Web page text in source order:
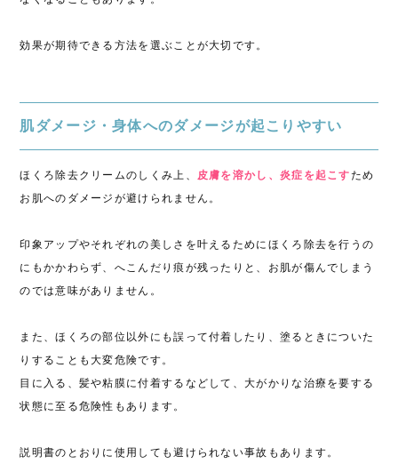
効果が期待できる方法を選ぶことが大切です。
肌ダメージ・身体へのダメージが起こりやすい
ほくろ除去クリームのしくみ上、 皮膚を溶かし、炎症を起こすため
お肌へのダメージが避けられません。
印象アップやそれぞれの美しさを叶えるためにほくろ除去を行うの
にもかかわらず、へこんだり痕が残ったりと、お肌が傷んでしまう
のでは意味がありません。
また、ほくろの部位以外にも誤って付着したり、塗るときについた
りすることも大変危険です。
目に入る、髪や粘膜に付着するなどして、大がかりな治療を要する
状態に至る危険性もあります。
説明書のとおりに使用しても避けられない事故もあります。